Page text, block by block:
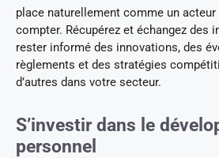
place naturellement comme un acteur
compter. Récupérez et échangez des
rester informé des innovations, des
règlements et des stratégies
d’autres dans votre secteur.
S’investir dans le
personnel